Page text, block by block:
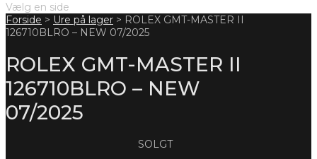
Vælg en side
Forside > Ure på lager > ROLEX GMT-MASTER II
126710BLRO – NEW 07/2025
ROLEX GMT-MASTER II
126710BLRO – NEW
07/2025
SOLGT